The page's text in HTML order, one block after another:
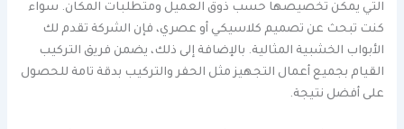
التي يمكن تخصيصها حسب ذوق العميل ومتطلبات المكان. سواء
كنت تبحث عن تصميم كلاسيكي أو عصري، فإن الشركة تقدم لك
الأبواب الخشبية المثالية. بالإضافة إلى ذلك، يضمن فريق التركيب
القيام بجميع أعمال التجهيز مثل الحفر والتركيب بدقة تامة للحصول
على أفضل نتيجة.